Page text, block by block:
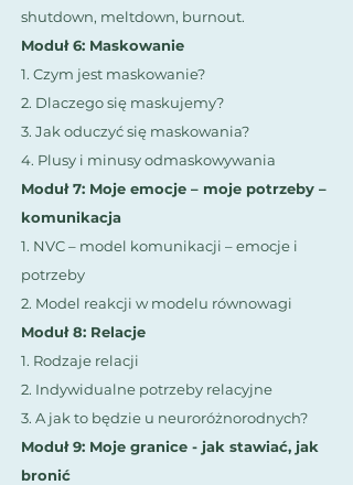
shutdown, meltdown, burnout.
Moduł 6: Maskowanie
1. Czym jest maskowanie?
2. Dlaczego się maskujemy?
3. Jak oduczyć się maskowania?
4. Plusy i minusy odmaskowywania
Moduł 7: Moje emocje – moje potrzeby –
komunikacja
1. NVC – model komunikacji – emocje i
potrzeby
2. Model reakcji w modelu równowagi
Moduł 8: Relacje
1. Rodzaje relacji
2. Indywidualne potrzeby relacyjne
3. A jak to będzie u neuroróżnorodnych?
Moduł 9: Moje granice - jak stawiać, jak
bronić